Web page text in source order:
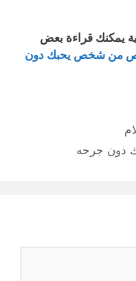
يمكنك قراءة بعض
من شخص يحبك دون
دون جرحه